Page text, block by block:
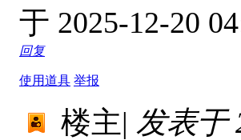
于 2025-12-20
回复
使用道具 举报
楼主| 发表于